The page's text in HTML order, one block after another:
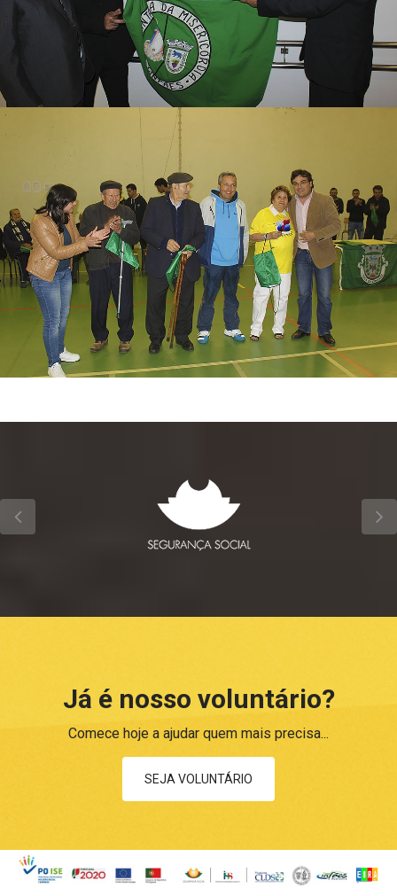
Já é nosso voluntário?
Comece hoje a ajudar quem mais precisa...
SEJA VOLUNTÁRIO